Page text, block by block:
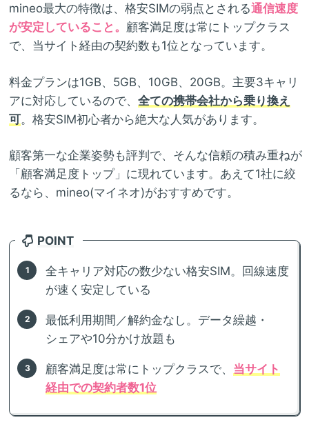
mineo最大の特徴は、格安SIMの弱点とされる通信速度
が安定していること。 顧客満足度は常にトップクラス
で、当サイト経由の契約数も1位となっています。
料金プランは1GB、5GB、10GB、20GB。主要3キャリ
アに対応しているので、 全ての携帯会社から乗り換え
可。格安SIM初心者から絶大な人気があります。
顧客第一な企業姿勢も評判で、そんな信頼の積み重ねが
「顧客満足度トップ」に現れています。あえて1社に絞
るなら、mineo(マイネオ)がおすすめです。
POINT
全キャリア対応の数少ない格安SIM。回線速度
が速く安定している
最低利用期間／解約金なし。データ繰越・
シェアや10分かけ放題も
顧客満足度は常にトップクラスで、 当サイト
経由での契約者数1位